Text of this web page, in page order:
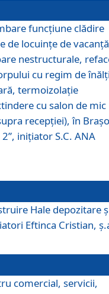
funcţiune clădire
de locuinţe de
nestructurale,
cu regim de
termoizolaţie
cu salon de mic
recepţiei), în
iniţiator S.C. ANA
Hale depozitare
Eftinca Cristian,
comercial, servicii,